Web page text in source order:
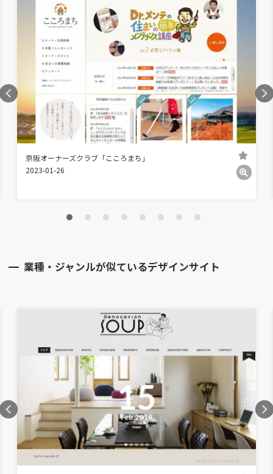
京阪オーナーズクラブ「こころまち」
2023-01-26
業種・ジャンルが似ているデザインサイト